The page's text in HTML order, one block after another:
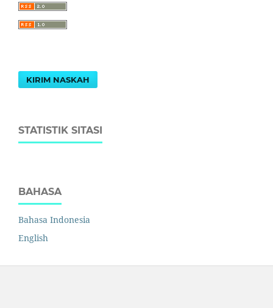
KIRIM NASKAH
STATISTIK SITASI
BAHASA
Bahasa Indonesia
English